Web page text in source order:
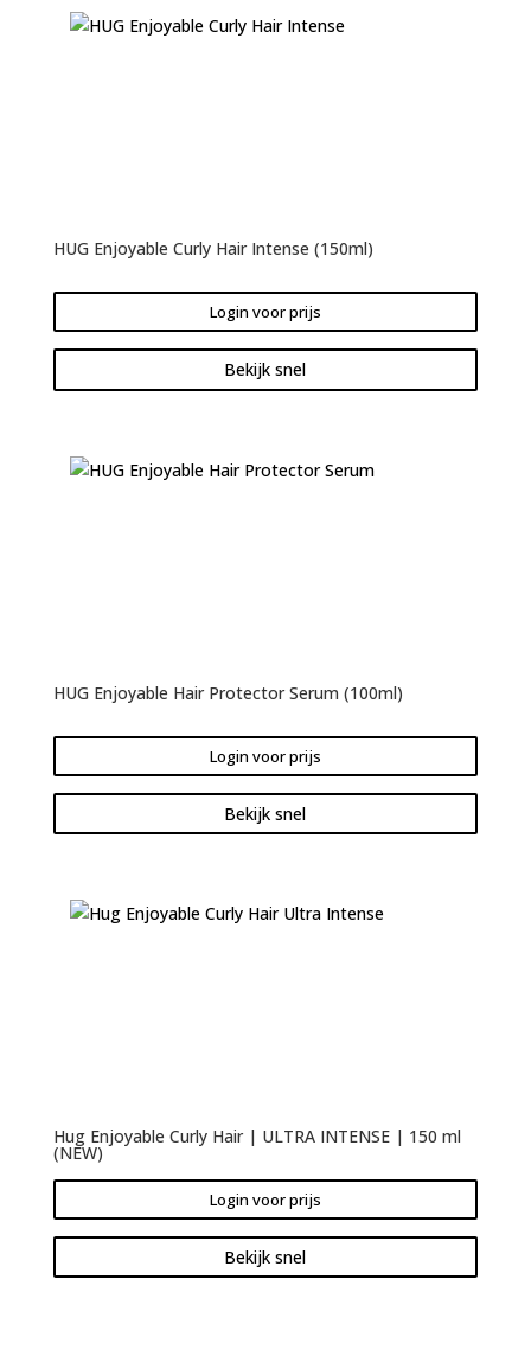
HUG Enjoyable Curly Hair Intense (150ml)
Login voor prijs
Bekijk snel
HUG Enjoyable Hair Protector Serum (100ml)
Login voor prijs
Bekijk snel
Hug Enjoyable Curly Hair | ULTRA INTENSE | 150 ml
(NEW)
Login voor prijs
Bekijk snel